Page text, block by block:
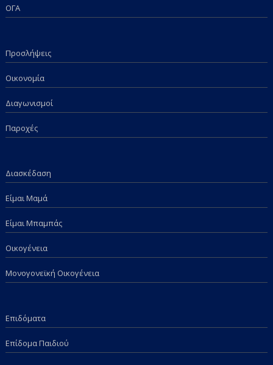
ΟΓΑ
Προσλήψεις
Οικονομία
Διαγωνισμοί
Παροχές
Διασκέδαση
Είμαι Μαμά
Είμαι Μπαμπάς
Οικογένεια
Μονογονεϊκή Οικογένεια
Επιδόματα
Επίδομα Παιδιού